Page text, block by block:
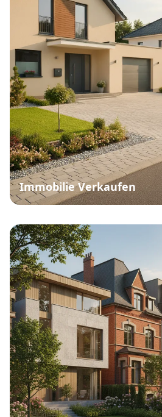
Immobilie Verkaufen